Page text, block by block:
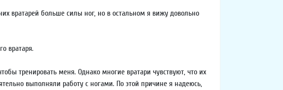
вратарей больше силы ног, но в остальном я вижу довольно
вратаря.
тренировать меня. Однако многие вратари чувствуют, что их
выполняли работу с ногами. По этой причине я надеюсь,